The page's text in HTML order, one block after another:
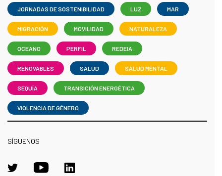
JORNADAS DE SOSTENIBILIDAD LUZ MAR
MIGRACIÓN MOVILIDAD NATURALEZA
OCEANO PERFIL REDEIA
RENOVABLES SALUD SALUD MENTAL
SEQUÍA TRANSICIÓN ENERGÉTICA
VIOLENCIA DE GÉNERO
SÍGUENOS